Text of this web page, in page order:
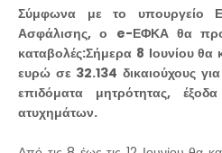
Σύμφωνα με το υπουργείο
Ασφάλισης, ο e-ΕΦΚΑ θα
καταβολές:Σήμερα 8 Ιουνίου θα
ευρώ σε 32.134 δικαιούχους
επιδόματα μητρότητας,
ατυχημάτων.